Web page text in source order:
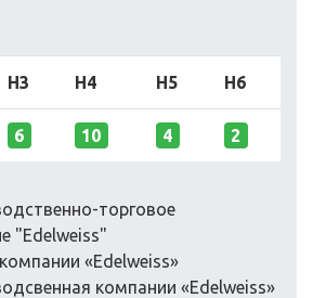
H3 H4 H5 H6
6 10 4 2
торговое
"Edelweiss"
«Edelweiss»
компании «Edelweiss»